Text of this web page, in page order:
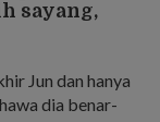
sayang,
Jun dan hanya
dia benar-